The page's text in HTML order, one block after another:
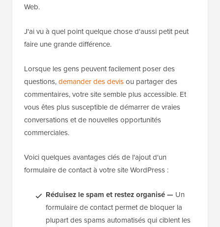
Web.
J'ai vu à quel point quelque chose d'aussi petit peut
faire une grande différence.
Lorsque les gens peuvent facilement poser des
questions,demander des devisou partager des
commentaires, votre site semble plus accessible. Et
vous êtes plus susceptible de démarrer de vraies
conversations et de nouvelles opportunités
commerciales.
Voici quelques avantages clés de l'ajout d'un
formulaire de contact à votre site WordPress :
Réduisez le spam et restez organisé — Un
formulaire de contact permet de bloquer la
plupart des spams automatisés qui ciblent les